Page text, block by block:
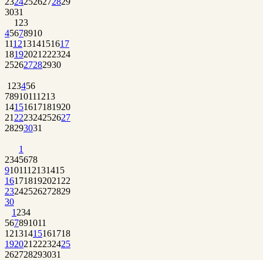
3031
1 23
45678910
11121314151617
18192021 222324
252627282930
1 23456
78910111213
14151617181920
21 222324252627
28293031
1
2345678
9101112131415
161718192021 22
23242526272829
30
1 234
567891011
12131415161718
192021 22232425
262728293031